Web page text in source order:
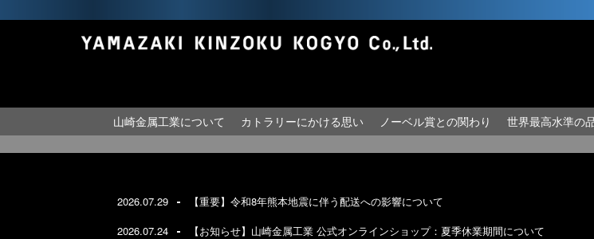
山崎金属工業について カトラリーにかける思い ノーベル賞との関わり 世界最高水準の
2026.07.29
【重要】令和8年熊本地震に伴う配送への影響について
2026.07.24
【お知らせ】山崎金属工業 公式オンラインショップ：夏季休業期間について